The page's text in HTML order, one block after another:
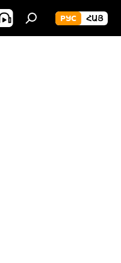
РУС ՀԱՅ